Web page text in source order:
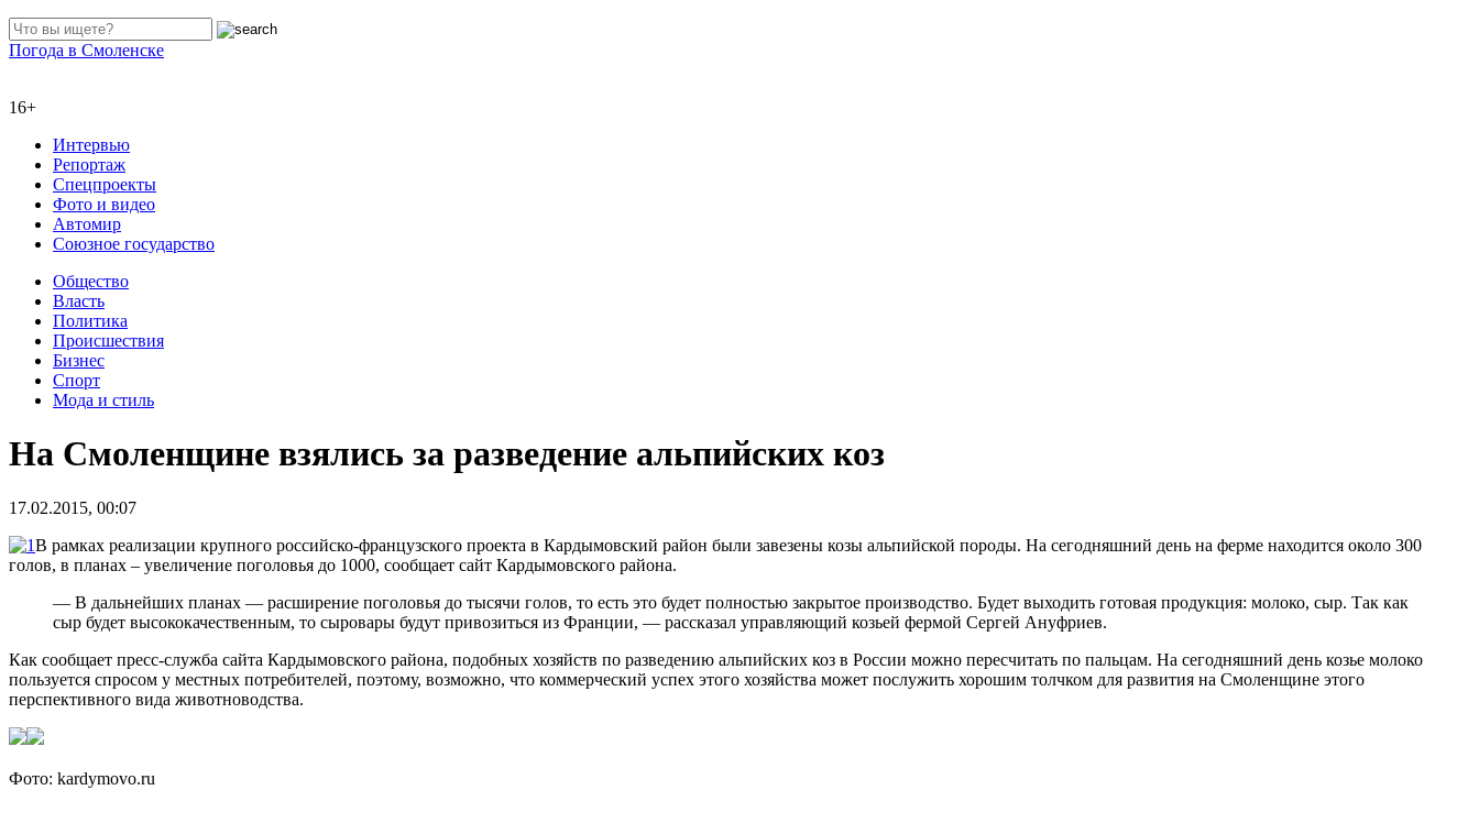
Погода в Смоленске
16+
Интервью
Репортаж
Спецпроекты
Фото и видео
Автомир
Союзное государство
Общество
Власть
Политика
Происшествия
Бизнес
Спорт
Мода и стиль
На Смоленщине взялись за разведение альпийских коз
17.02.2015, 00:07
В рамках реализации крупного российско-французского проекта в Кардымовский район были завезены козы альпийской породы. На сегодняшний день на ферме находится около 300
голов, в планах – увеличение поголовья до 1000, сообщает сайт Кардымовского района.
— В дальнейших планах — расширение поголовья до тысячи голов, то есть это будет полностью закрытое производство. Будет выходить готовая продукция: молоко, сыр. Так как
сыр будет высококачественным, то сыровары будут привозиться из Франции, — рассказал управляющий козьей фермой Сергей Ануфриев.
Как сообщает пресс-служба сайта Кардымовского района, подобных хозяйств по разведению альпийских коз в России можно пересчитать по пальцам. На сегодняшний день козье молоко
пользуется спросом у местных потребителей, поэтому, возможно, что коммерческий успех этого хозяйства может послужить хорошим толчком для развития на Смоленщине этого
перспективного вида животноводства.
Фото: kardymovo.ru